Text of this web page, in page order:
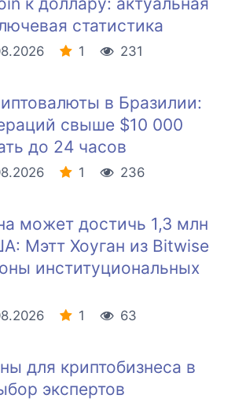
статистика
1
231
в Бразилии:
свыше $10 000
до 24 часов
1
236
может достичь 1,3 млн
Мэтт Хоуган из Bitwise
институциональных
1
63
для криптобизнеса в
экспертов